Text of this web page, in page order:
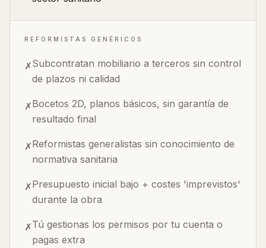
REFORMISTAS GENÉRICOS
✗Subcontratan mobiliario a terceros sin control
de plazos ni calidad
✗Bocetos 2D, planos básicos, sin garantía de
resultado final
✗Reformistas generalistas sin conocimiento de
normativa sanitaria
✗Presupuesto inicial bajo + costes 'imprevistos'
durante la obra
✗Tú gestionas los permisos por tu cuenta o
pagas extra